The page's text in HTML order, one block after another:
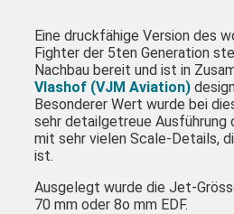
Eine druckfähige Version des
Fighter der 5ten Generation
Nachbau bereit und ist in
Vlashof (VJM Aviation)
Besonderer Wert wurde bei
sehr detailgetreue
mit sehr vielen Scale-Details,
ist.
Ausgelegt wurde die Jet-
70 mm oder 8o mm EDF.